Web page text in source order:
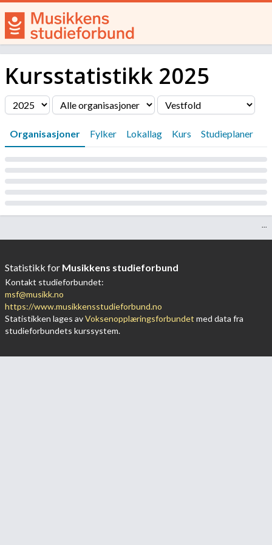
Kursstatistikk 2025
Filter
Organisasjoner Fylker Lokallag Kurs Studieplaner
Statistikk for Musikkens studieforbund
Kontakt studieforbundet:
msf@musikk.no
https://www.musikkensstudieforbund.no
Statistikken lages avVoksenopplæringsforbundet med data fra
studieforbundets kurssystem.